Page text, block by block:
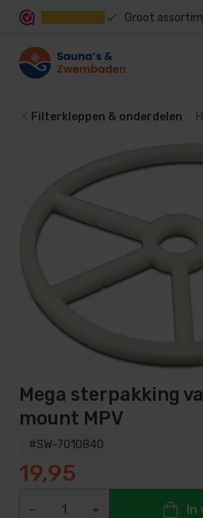
Groot
Filterkleppen & onderdelen
Mega sterpakking
mount MPV
#SW-7010840
19,95
In